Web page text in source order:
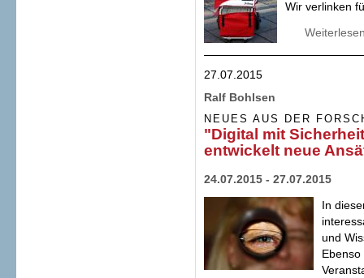
Wir verlinken
27.07.2015
Ralf Bohlsen
NEUES AUS DER
"Digital mit
entwickelt neue
24.07.2015 - 27.07.2015
In
und